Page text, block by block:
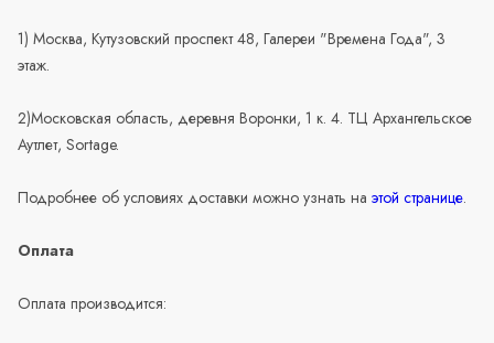
1) Москва, Кутузовский проспект 48, Галереи "Времена Года", 3
этаж.
2)Московская область, деревня Воронки, 1 к. 4. ТЦ Архангельское
Аутлет, Sortage.
Подробнее об условиях доставки можно узнать на этой странице.
Оплата
Оплата производится: